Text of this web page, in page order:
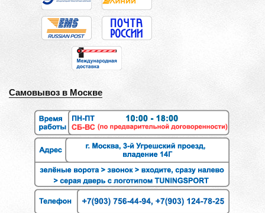
Самовывоз в Москве